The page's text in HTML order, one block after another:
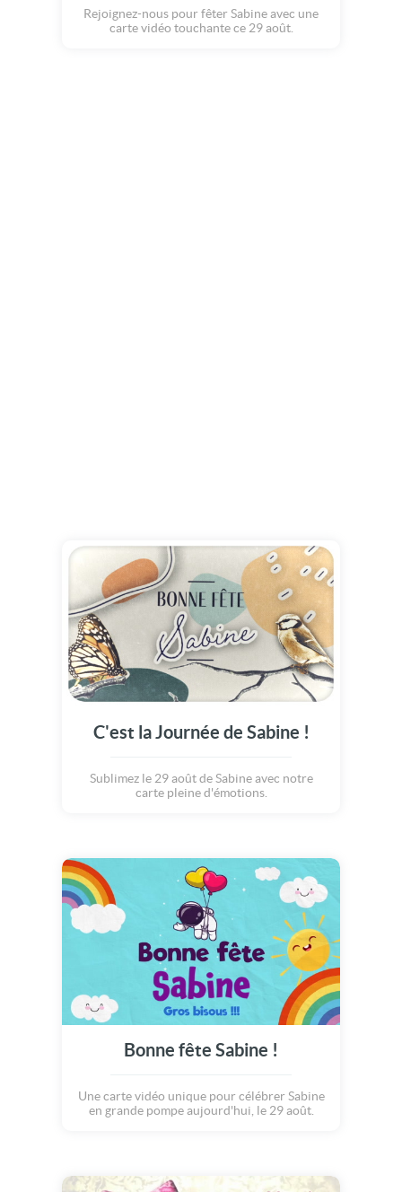
Rejoignez-nous pour fêter Sabine avec une
carte vidéo touchante ce 29 août.
C'est la Journée de Sabine !
Sublimez le 29 août de Sabine avec notre
carte pleine d'émotions.
Bonne fête Sabine !
Une carte vidéo unique pour célébrer Sabine
en grande pompe aujourd'hui, le 29 août.